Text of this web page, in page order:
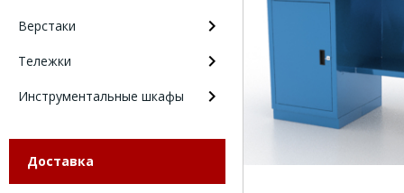
Верстаки
Тележки
Инструментальные шкафы
Доставка